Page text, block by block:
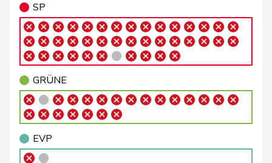
Badran
Jacqueline SP S
ZH
Bally
Maya Mitte M-E
Balmer
Barandun
Nicole Mitte M-E
Baumann
Kilian GRÜNE G
BE
Bäumle
Martin glp GL
ZH
SP
GRÜNE
EVP